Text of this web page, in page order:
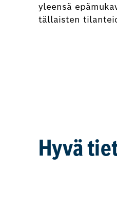
yleensä
tällaisten
Hyvä